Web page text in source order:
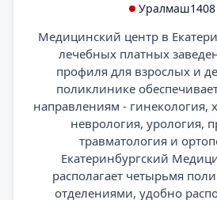
Уралмаш
Медицинский центр в
лечебных платных
профиля для взрослых и
поликлинике
направлениям - гинекология,
неврология, урология,
травматология и
Екатеринбургский
располагает четырьмя
отделениями, удобно